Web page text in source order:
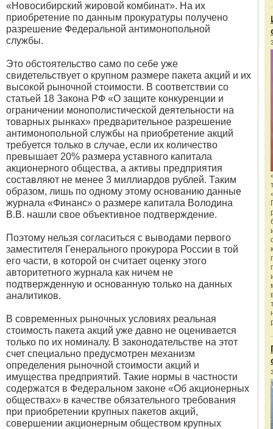
«Новосибирский жировой комбинат». На их
приобретение по данным прокуратуры получено
разрешение Федеральной антимонопольной
службы.
Это обстоятельство само по себе уже
свидетельствует о крупном размере пакета акций и их
высокой рыночной стоимости. В соответствии со
статьей 18 Закона РФ «О защите конкуренции и
ограничении монополистической деятельности на
товарных рынках» предварительное разрешение
антимонопольной службы на приобретение акций
требуется только в случае, если их количество
превышает 20% размера уставного капитала
акционерного общества, а активы предприятия
составляют не менее 3 миллиардов рублей. Таким
образом, лишь по одному этому основанию данные
журнала «Финанс» о размере капитала Володина
В.В. нашли свое объективное подтверждение.
Поэтому нельзя согласиться с выводами первого
заместителя Генерального прокурора России в той
его части, в которой он считает оценку этого
авторитетного журнала как ничем не
подтвержденную и основанную только на данных
аналитиков.
В современных рыночных условиях реальная
стоимость пакета акций уже давно не оценивается
только по их номиналу. В законодательстве на этот
счет специально предусмотрен механизм
определения рыночной стоимости акций и
имущества предприятий. Такие нормы в частности
содержатся в Федеральном законе «Об акционерных
обществах» в качестве обязательного требования
при приобретении крупных пакетов акций,
совершении акционерным обществом крупных